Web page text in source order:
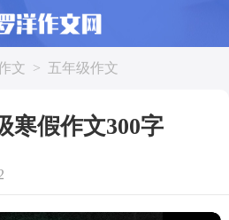
文 > 五年级作文
寒假作文300字